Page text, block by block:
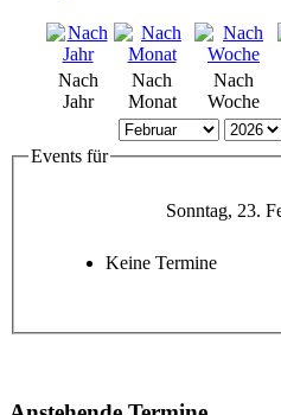
Nach
Jahr
Nach
Monat
Nach
Woche
Events für
Sonntag, 23.
Keine Termine